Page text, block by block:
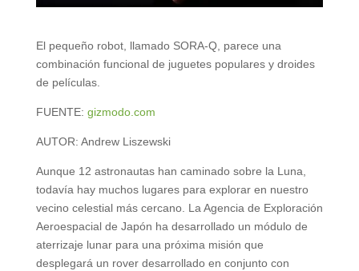
El pequeño robot, llamado SORA-Q, parece una
combinación funcional de juguetes populares y droides
de películas.
FUENTE: gizmodo.com
AUTOR: Andrew Liszewski
Aunque 12 astronautas han caminado sobre la Luna,
todavía hay muchos lugares para explorar en nuestro
vecino celestial más cercano. La Agencia de Exploración
Aeroespacial de Japón ha desarrollado un módulo de
aterrizaje lunar para una próxima misión que
desplegará un rover desarrollado en conjunto con